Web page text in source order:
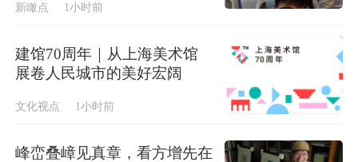
新瞰点 1小时前
建馆70周年｜从上海美术馆
展卷人民城市的美好宏阔
文化视点 1小时前
峰峦叠嶂见真章，看方增先在